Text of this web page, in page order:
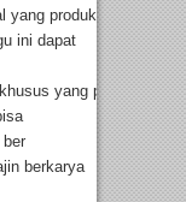
yang produktif, kreatif
ini dapat
yang positif
berkarya